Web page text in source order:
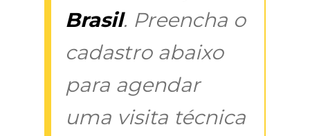
Brasil. Preencha o
cadastro abaixo
para agendar
uma visita técnica